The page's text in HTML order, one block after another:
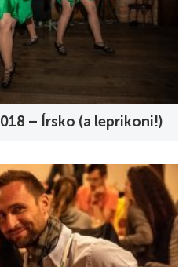
– Írsko (a leprikoni!)